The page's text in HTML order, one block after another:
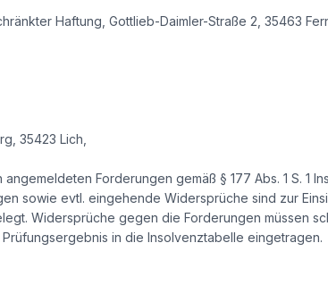
Haftung, Gottlieb-Daimler-Straße 2, 35463
35423 Lich,
Forderungen gemäß § 177 Abs. 1 S. 1
sowie evtl. eingehende Widersprüche sind zur
Widersprüche gegen die Forderungen müssen
in die Insolvenztabelle eingetragen.